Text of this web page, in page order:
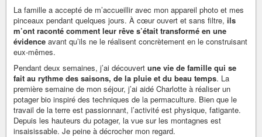
La famille a accepté de m’accueillir avec mon appareil photo et mes
pinceaux pendant quelques jours. À cœur ouvert et sans filtre, ils
m’ont raconté comment leur rêve s’était transformé en une
évidence avant qu’ils ne le réalisent concrètement en le construisant
eux-mêmes.
Pendant deux semaines, j’ai découvert une vie de famille qui se
fait au rythme des saisons, de la pluie et du beau temps. La
première semaine de mon séjour, j’ai aidé Charlotte à réaliser un
potager bio inspiré des techniques de la permaculture. Bien que le
travail de la terre est passionnant, l’activité est physique, fatigante.
Depuis les hauteurs du potager, la vue sur les montagnes est
insaisissable. Je peine à décrocher mon regard.